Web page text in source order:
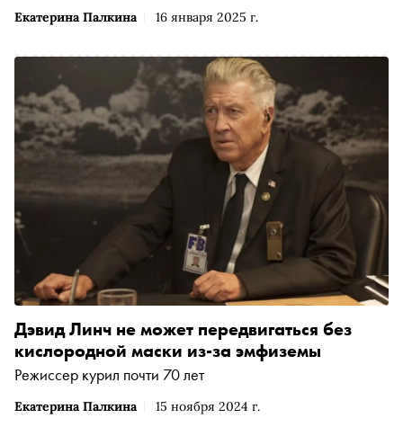
Екатерина Палкина 16 января 2025 г.
Екатерина Палкина 15 ноября 2024 г.
Дэвид Линч не может передвигаться без
кислородной маски из-за эмфиземы
Режиссер курил почти 70 лет